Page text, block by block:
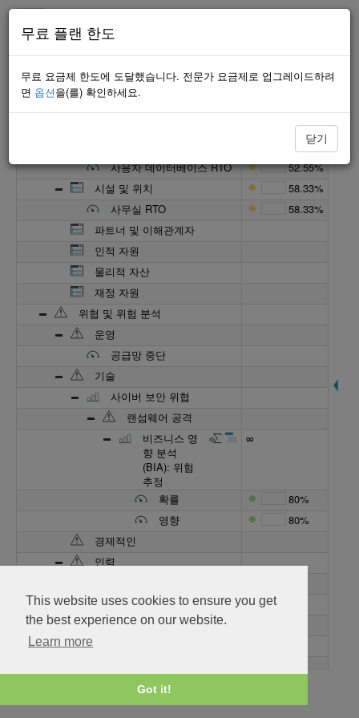
This website uses cookies to ensure you get
the best experience on our website.
Learn more
Got it!
최소한의
이름
프로그레스
55.44%
52.55%
사용자 데이터베이스 RTO
52.55%
시설 및 위치
58.33%
사무실 RTO
58.33%
파트너 및 이해관계자
인적 자원
물리적 자산
재정 자원
위협 및 위험 분석
운영
공급망 중단
기술
사이버 보안 위협
랜섬웨어 공격
비즈니스 영
향 분석
(BIA): 위험
추정
∞
확률
80%
영향
80%
경제적인
인력
안전 및 보안
환경
비즈니스 영
무료 플랜 한도
무료 요금제 한도에 도달했습니다. 전문가 요금제로 업그레이드하려
면 옵션을(를) 확인하세요.
닫기